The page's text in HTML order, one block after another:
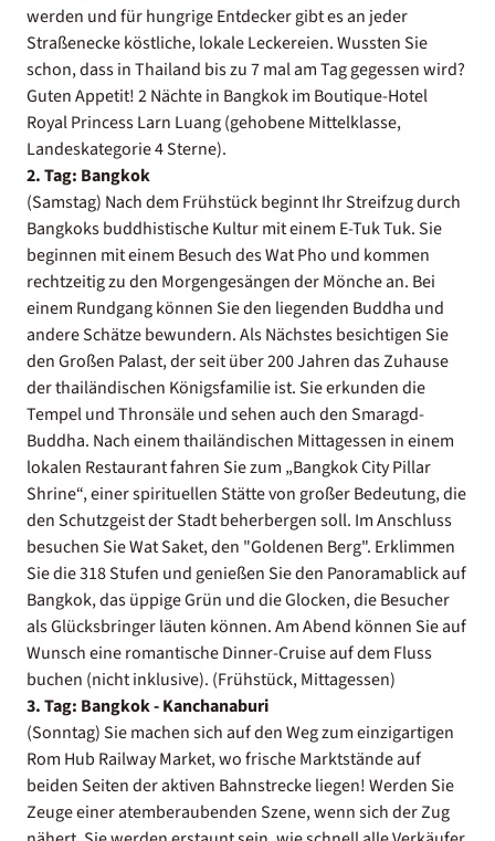
werden und für hungrige Entdecker gibt es an jeder
Straßenecke köstliche, lokale Leckereien. Wussten Sie
schon, dass in Thailand bis zu 7 mal am Tag gegessen wird?
Guten Appetit! 2 Nächte in Bangkok im Boutique-Hotel
Royal Princess Larn Luang (gehobene Mittelklasse,
Landeskategorie 4 Sterne).
2. Tag: Bangkok
(Samstag) Nach dem Frühstück beginnt Ihr Streifzug durch
Bangkoks buddhistische Kultur mit einem E-Tuk Tuk. Sie
beginnen mit einem Besuch des Wat Pho und kommen
rechtzeitig zu den Morgengesängen der Mönche an. Bei
einem Rundgang können Sie den liegenden Buddha und
andere Schätze bewundern. Als Nächstes besichtigen Sie
den Großen Palast, der seit über 200 Jahren das Zuhause
der thailändischen Königsfamilie ist. Sie erkunden die
Tempel und Thronsäle und sehen auch den Smaragd-
Buddha. Nach einem thailändischen Mittagessen in einem
lokalen Restaurant fahren Sie zum „Bangkok City Pillar
Shrine“, einer spirituellen Stätte von großer Bedeutung, die
den Schutzgeist der Stadt beherbergen soll. Im Anschluss
besuchen Sie Wat Saket, den "Goldenen Berg". Erklimmen
Sie die 318 Stufen und genießen Sie den Panoramablick auf
Bangkok, das üppige Grün und die Glocken, die Besucher
als Glücksbringer läuten können. Am Abend können Sie auf
Wunsch eine romantische Dinner-Cruise auf dem Fluss
buchen (nicht inklusive). (Frühstück, Mittagessen)
3. Tag: Bangkok - Kanchanaburi
(Sonntag) Sie machen sich auf den Weg zum einzigartigen
Rom Hub Railway Market, wo frische Marktstände auf
beiden Seiten der aktiven Bahnstrecke liegen! Werden Sie
Zeuge einer atemberaubenden Szene, wenn sich der Zug